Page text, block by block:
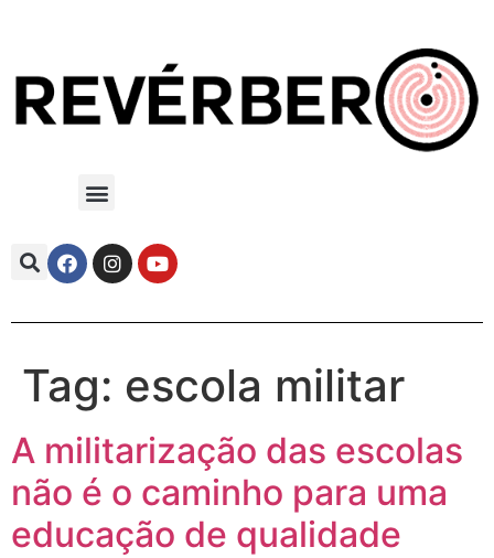
Tag: escola militar
A militarização das escolas
não é o caminho para uma
educação de qualidade